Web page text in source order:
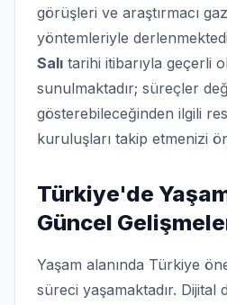
görüşleri ve araştırmacı
yöntemleriyle
Salı tarihi itibarıyla geçerli
sunulmaktadır; süreçler
gösterebileceğinden ilgili
kuruluşları takip etmenizi
Türkiye'de
Güncel
Yaşam alanında Türkiye
süreci yaşamaktadır. Dijital